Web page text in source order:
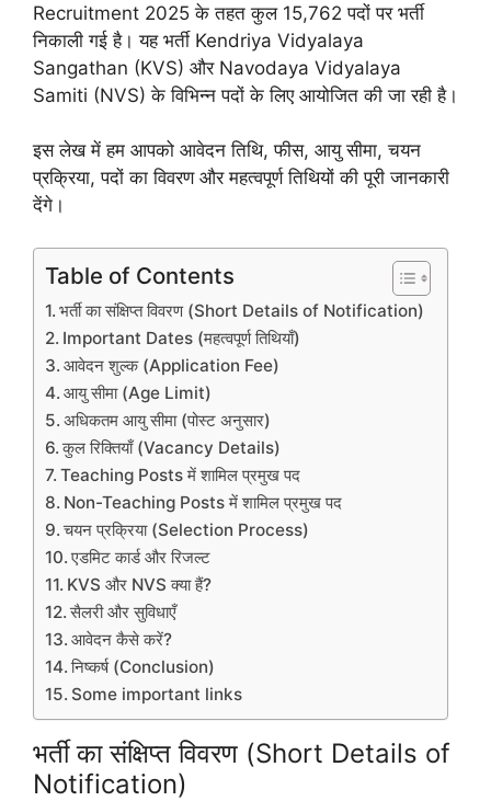
Recruitment 2025 के तहत कुल 15,762 पदों पर भर्ती
निकाली गई है। यह भर्ती Kendriya Vidyalaya
Sangathan (KVS) और Navodaya Vidyalaya
Samiti (NVS) के विभिन्न पदों के लिए आयोजित की जा रही है।
इस लेख में हम आपको आवेदन तिथि, फीस, आयु सीमा, चयन
प्रक्रिया, पदों का विवरण और महत्वपूर्ण तिथियों की पूरी जानकारी
देंगे।
Table of Contents
भर्ती का संक्षिप्त विवरण (Short Details of Notification)
Important Dates (महत्वपूर्ण तिथियाँ)
आवेदन शुल्क (Application Fee)
आयु सीमा (Age Limit)
अधिकतम आयु सीमा (पोस्ट अनुसार)
कुल रिक्तियाँ (Vacancy Details)
Teaching Posts में शामिल प्रमुख पद
Non-Teaching Posts में शामिल प्रमुख पद
चयन प्रक्रिया (Selection Process)
एडमिट कार्ड और रिजल्ट
KVS और NVS क्या हैं?
सैलरी और सुविधाएँ
आवेदन कैसे करें?
निष्कर्ष (Conclusion)
Some important links
भर्ती का संक्षिप्त विवरण (Short Details of
Notification)